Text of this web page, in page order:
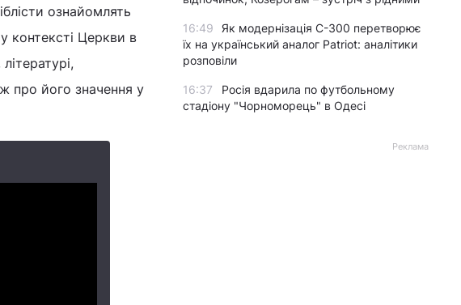
ознайомлять
контексті Церкви в
про його значення у
16:49
Як модернізація С-300 перетворює
їх на український аналог Patriot: аналітики
розповіли
16:37
Росія вдарила по футбольному
стадіону "Чорноморець" в Одесі
Реклама